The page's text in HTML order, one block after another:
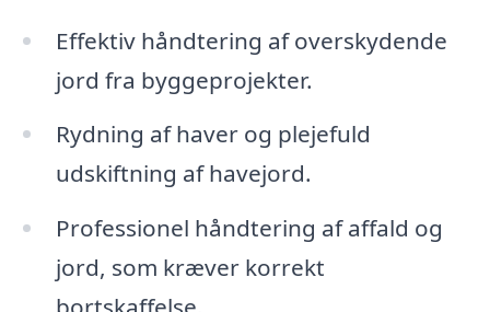
Effektiv håndtering af overskydende
jord fra byggeprojekter.
Rydning af haver og plejefuld
udskiftning af havejord.
Professionel håndtering af affald og
jord, som kræver korrekt